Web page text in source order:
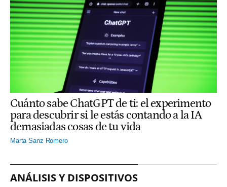
Cuánto sabe ChatGPT de ti: el experimento
para descubrir si le estás contando a la IA
demasiadas cosas de tu vida
Marta Sanz Romero
ANÁLISIS Y DISPOSITIVOS